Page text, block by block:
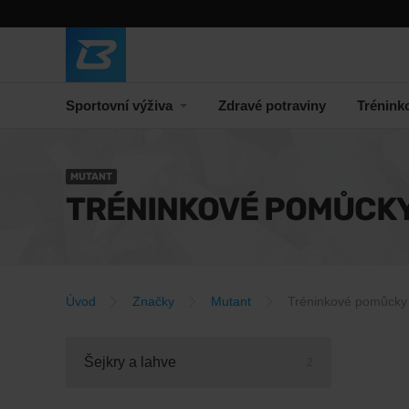
Sportovní výživa Zdravé potraviny
MUTANT
TRÉNINKOVÉ
Úvod Značky Mutant Tréninkové pomůcky
Šejkry a lahve